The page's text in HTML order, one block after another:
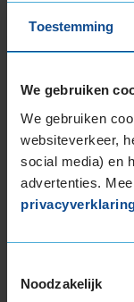
Toestemming
We gebruiken
We gebruiken
websiteverkeer,
social media) en
advertenties.
Noodzakelijk
Item
1
3
Beschikbare
18-inch banden
215/40R18 89Y
225/45R18 95Y